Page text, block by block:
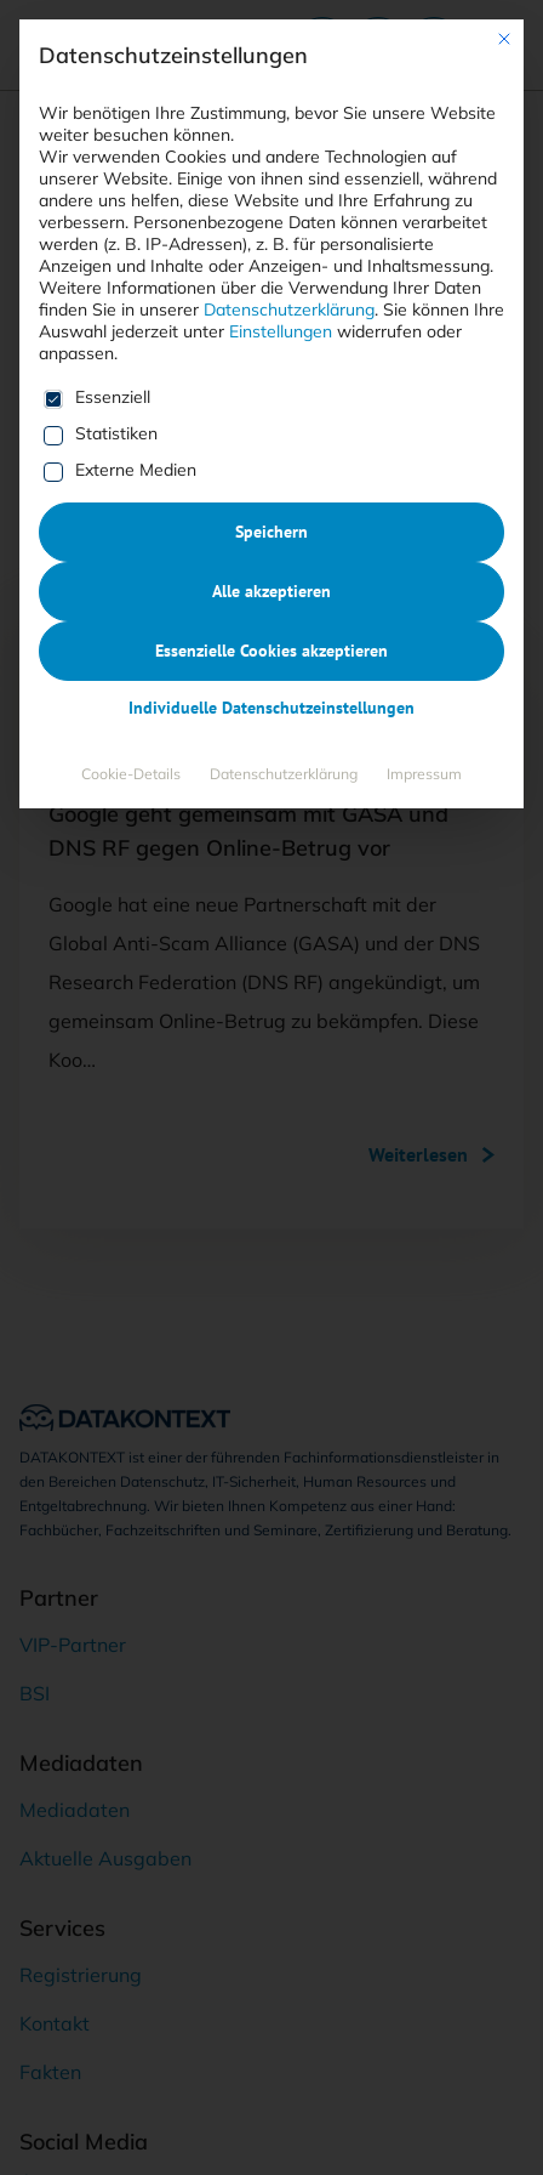
Suchfeld
Suchen
Breadcrumb-Navigation
STARTSEITE ECHTZEITÜBERWACHUNG
Alle Beiträge mit dem
Schlagwort
“Echtzeitüberwachung”
<kes>+
SECURITY-MANAGEMENT
Google geht gemeinsam mit GASA und
DNS RF gegen Online-Betrug vor
Google hat eine neue Partnerschaft mit der
Global Anti-Scam Alliance (GASA) und der DNS
Research Federation (DNS RF) angekündigt, um
gemeinsam Online-Betrug zu bekämpfen. Diese
Koo…
Weiterlesen
DATAKONTEXT ist einer der führenden Fachinformationsdienstleister in
den Bereichen Datenschutz, IT-Sicherheit, Human Resources und
Entgeltabrechnung. Wir bieten Ihnen Kompetenz aus einer Hand:
Fachbücher, Fachzeitschriften und Seminare, Zertifizierung und Beratung.
Partner
VIP-Partner
BSI
Mediadaten
Mediadaten
Aktuelle Ausgaben
Services
Registrierung
Kontakt
Fakten
Social Media
Mit
Datenschutzeinstellungen
Wir benötigen Ihre Zustimmung, bevor Sie unsere Website
weiter besuchen können.
Wir verwenden Cookies und andere Technologien auf
unserer Website. Einige von ihnen sind essenziell, während
andere uns helfen, diese Website und Ihre Erfahrung zu
verbessern. Personenbezogene Daten können verarbeitet
werden (z. B. IP-Adressen), z. B. für personalisierte
Anzeigen und Inhalte oder Anzeigen- und Inhaltsmessung.
Weitere Informationen über die Verwendung Ihrer Daten
finden Sie in unserer Datenschutzerklärung. Sie können Ihre
Auswahl jederzeit unter Einstellungen widerrufen oder
anpassen.
Es folgt eine Liste der Service-Gruppen, für die eine
Essenziell
Statistiken
Externe Medien
Speichern
Alle akzeptieren
Essenzielle Cookies akzeptieren
Individuelle Datenschutzeinstellungen
Cookie-Details Datenschutzerklärung Impressum